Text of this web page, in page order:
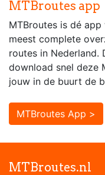
MTBroutes app
MTBroutes is dé
meest complete
routes in Nederland.
download snel deze
jouw in de buurt de
MTBroutes App >
MTBroutes.nl